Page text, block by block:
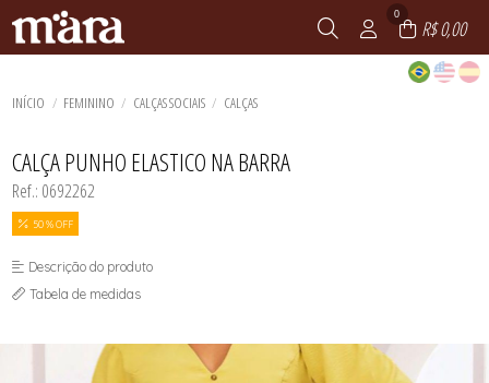
0
R$ 0,00
INÍCIO FEMININO CALÇAS SOCIAIS CALÇAS
CALÇA PUNHO ELASTICO NA BARRA
Ref.: 0692262
50 % OFF
Descrição do produto
Tabela de medidas